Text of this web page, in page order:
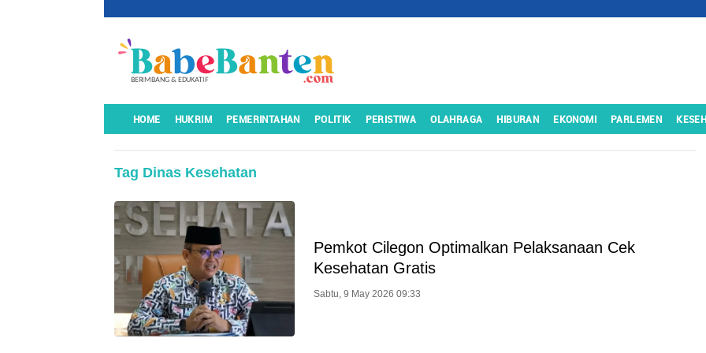
HOME HUKRIM PEMERINTAHAN POLITIK PERISTIWA OLAHRAGA HIBURAN EKONOMI PARLEMEN
Tag Dinas Kesehatan
Pemkot Cilegon Optimalkan Pelaksanaan Cek
Kesehatan Gratis
Sabtu, 9 May 2026 09:33